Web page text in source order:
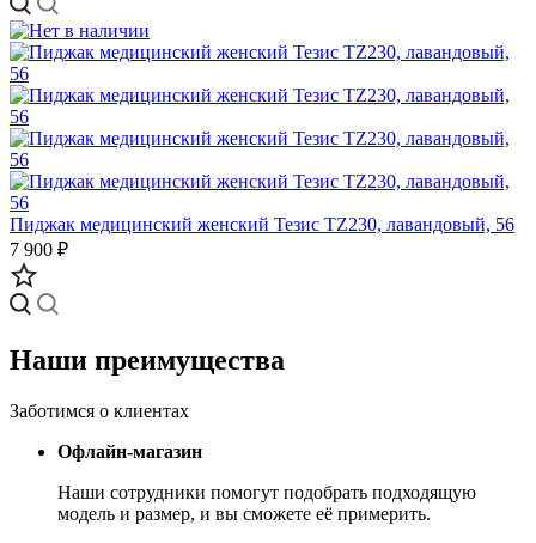
Пиджак медицинский женский Тезис TZ230, лавандовый, 56
7 900 ₽
Наши преимущества
Заботимся о клиентах
Офлайн-магазин
Наши сотрудники помогут подобрать подходящую
модель и размер, и вы сможете её примерить.